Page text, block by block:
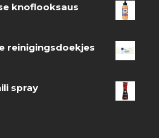
knoflooksaus
reinigingsdoekjes
spray